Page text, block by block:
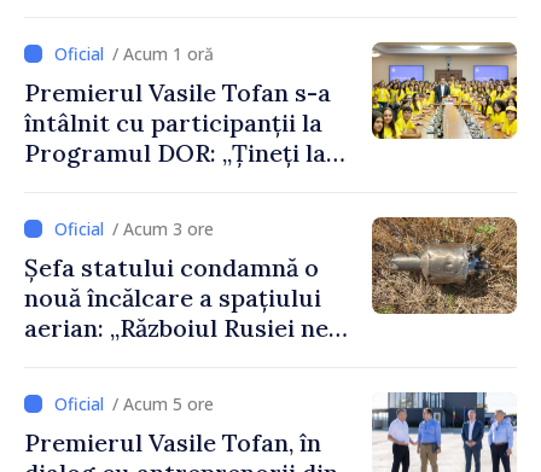
Moldova
/ Acum 1 oră
Premierul Vasile Tofan s-a
întâlnit cu participanții la
Programul DOR: „Țineți la
feriți de încercări și greșeli –
doar astfel puteți reuși”
/ Acum 3 ore
Șefa statului condamnă o
nouă încălcare a spațiului
aerian: „Războiul Rusiei ne
/ Acum 5 ore
Premierul Vasile Tofan, în